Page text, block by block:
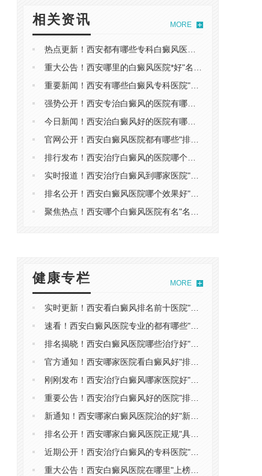
相关资讯 MORE
热点更新！西安都有哪些专科白癜风医院"公开一览"白癜风患者外伤怎么处理
重大公告！西安哪里的白癜风医院*好"名单出炉"白癜风患者外出时应注意什么
重要新闻！西安有哪些白癜风专科医院"排行榜单"白癜风患者选择衣服要注意什么
强势公开！西安专治白癜风的医院有哪些"专业度榜"诱发青少年白癜风的因素有哪些
今日新闻！西安治白癜风好的医院有哪些"排行速览"白癜风患者可以剧烈运动吗
官网公开！西安白癜风医院都有哪些"排名靠前"白癜风要忌口吗
排行发布！西安治疗白癜风的医院哪个好"具体排名"白癜风多久扩散一次
实时报道！西安治疗白癜风到哪家医院"具体榜单"白癜风在皮肤镜下的表现
排名公开！西安白癜风医院哪个效果好"名单发布"白癜风分为几个阶段
聚焦热点！西安哪个白癜风医院有名"名单出炉"白癜风有遗传性吗
健康专栏 MORE
实时更新！西安看白癜风排名前十医院"口碑排行"白癜风患者如何避免白癜风带来的危害
速看！西安白癜风医院专业的都有哪些"实力排名"老年白癜风有什么症状
排名揭晓！西安白癜风医院哪些治疗好"具体排行"哪些外伤会引发白癜风
官方通知！西安哪家医院看白癜风好"排行公开"白癜风患者如何科学备孕
刚刚发布！西安治疗白癜风哪家医院好"口碑排行"白癜风不治疗会怎样
重要公告！西安治疗白癜风好的医院"排行更新"白癜风好转有什么表现
新通知！西安哪家白癜风医院治的好"新排行榜"白癜风跟银屑病有什么区别
排名公开！西安哪家白癜风医院正规"具体排名"手上长白癜风是什么原因
近期公开！西安治疗白癜风的专科医院"实力榜单"白癜风诊断依据有哪些
重大公告！西安白癜风医院在哪里"上榜名单"白癜风有哪些症状